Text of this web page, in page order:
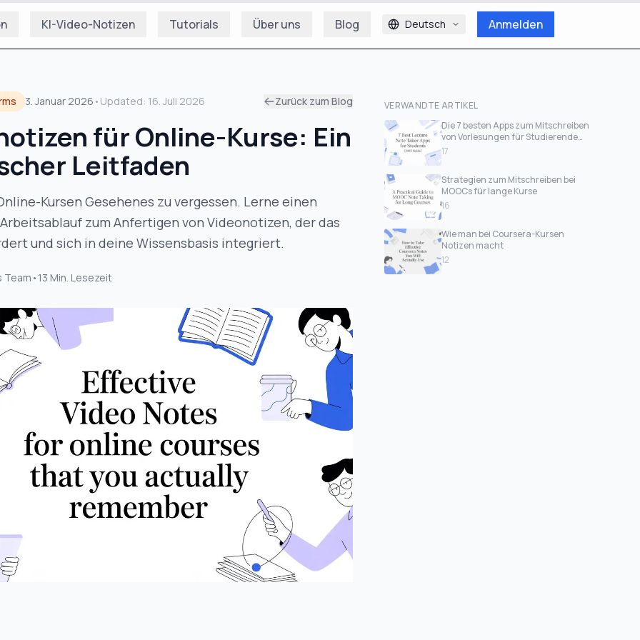
KI-Video-Notizen Tutorials Über uns Blog Deutsch Anmelden
3. Januar 2026 • Updated: 16. Juli 2026 Zurück zum Blog
für Online-Kurse: Ein
Leitfaden
Kursen Gesehenes zu vergessen. Lerne einen
zum Anfertigen von Videonotizen, der das
und sich in deine Wissensbasis integriert.
Team • 13 Min. Lesezeit
VERWANDTE ARTIKEL
Die 7 besten Apps zum Mitschreiben
von Vorlesungen für Studierende
(Leitfaden 2026)
17
Strategien zum Mitschreiben bei
MOOCs für lange Kurse
16
Wie man bei Coursera-Kursen
Notizen macht
12